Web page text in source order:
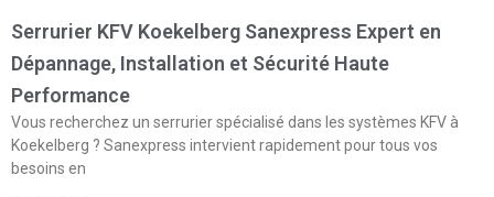
Serrurier KFV Koekelberg Sanexpress Expert en
Dépannage, Installation et Sécurité Haute
Performance
Vous recherchez un serrurier spécialisé dans les systèmes KFV à
Koekelberg ? Sanexpress intervient rapidement pour tous vos
besoins en